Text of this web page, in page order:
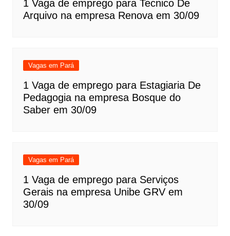
1 Vaga de emprego para Tecnico De
Arquivo na empresa Renova em 30/09
Vagas em Pará
1 Vaga de emprego para Estagiaria De
Pedagogia na empresa Bosque do
Saber em 30/09
Vagas em Pará
1 Vaga de emprego para Serviços
Gerais na empresa Unibe GRV em
30/09